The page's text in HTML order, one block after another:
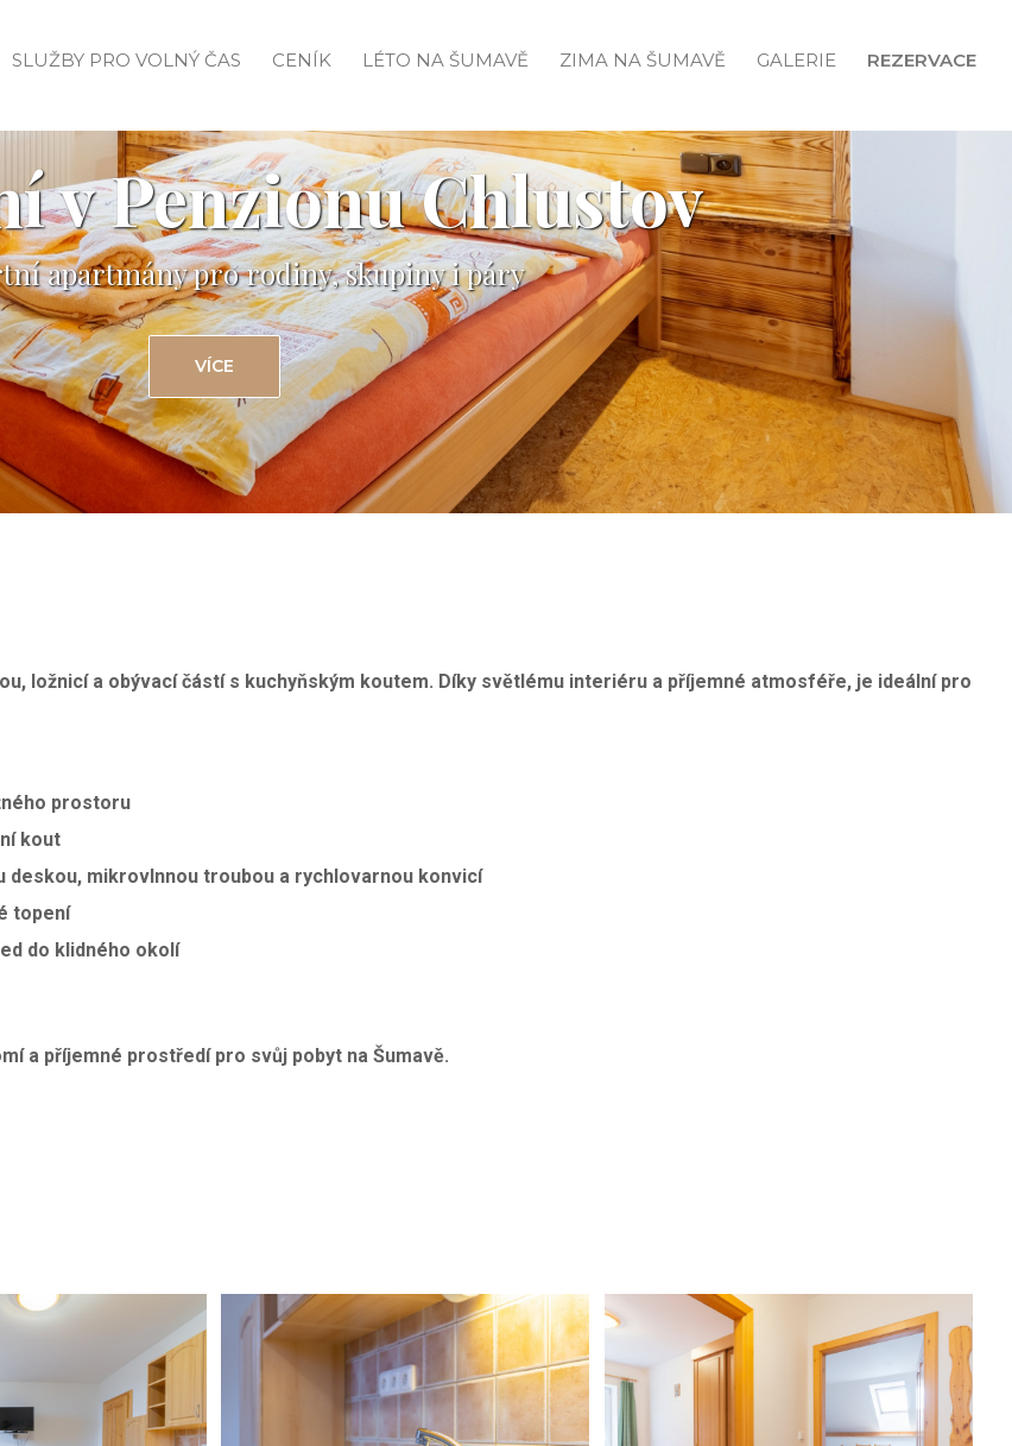
SLUŽBY PRO VOLNÝ ČAS CENÍK LÉTO NA ŠUMAVĚ ZIMA NA ŠUMAVĚ GALERIE REZERVACE
v Penzionu Chlustov
apartmány pro rodiny, skupiny i páry
VÍCE
ložnicí a obývací částí s kuchyňským koutem. Díky světlému interiéru a příjemné atmosféře, je ideální pro
prostoru
kout
deskou, mikrovlnnou troubou a rychlovarnou konvicí
topení
do klidného okolí
a příjemné prostředí pro svůj pobyt na Šumavě.